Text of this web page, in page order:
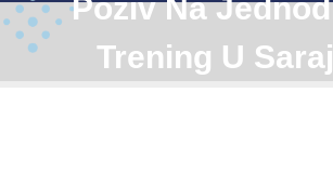
Poziv Na
Trening U